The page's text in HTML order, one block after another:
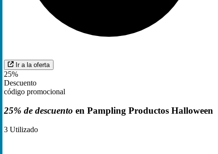
Ir a la oferta
25%
Descuento
código promocional
25% de descuento en Pampling Productos Halloween
3 Utilizado